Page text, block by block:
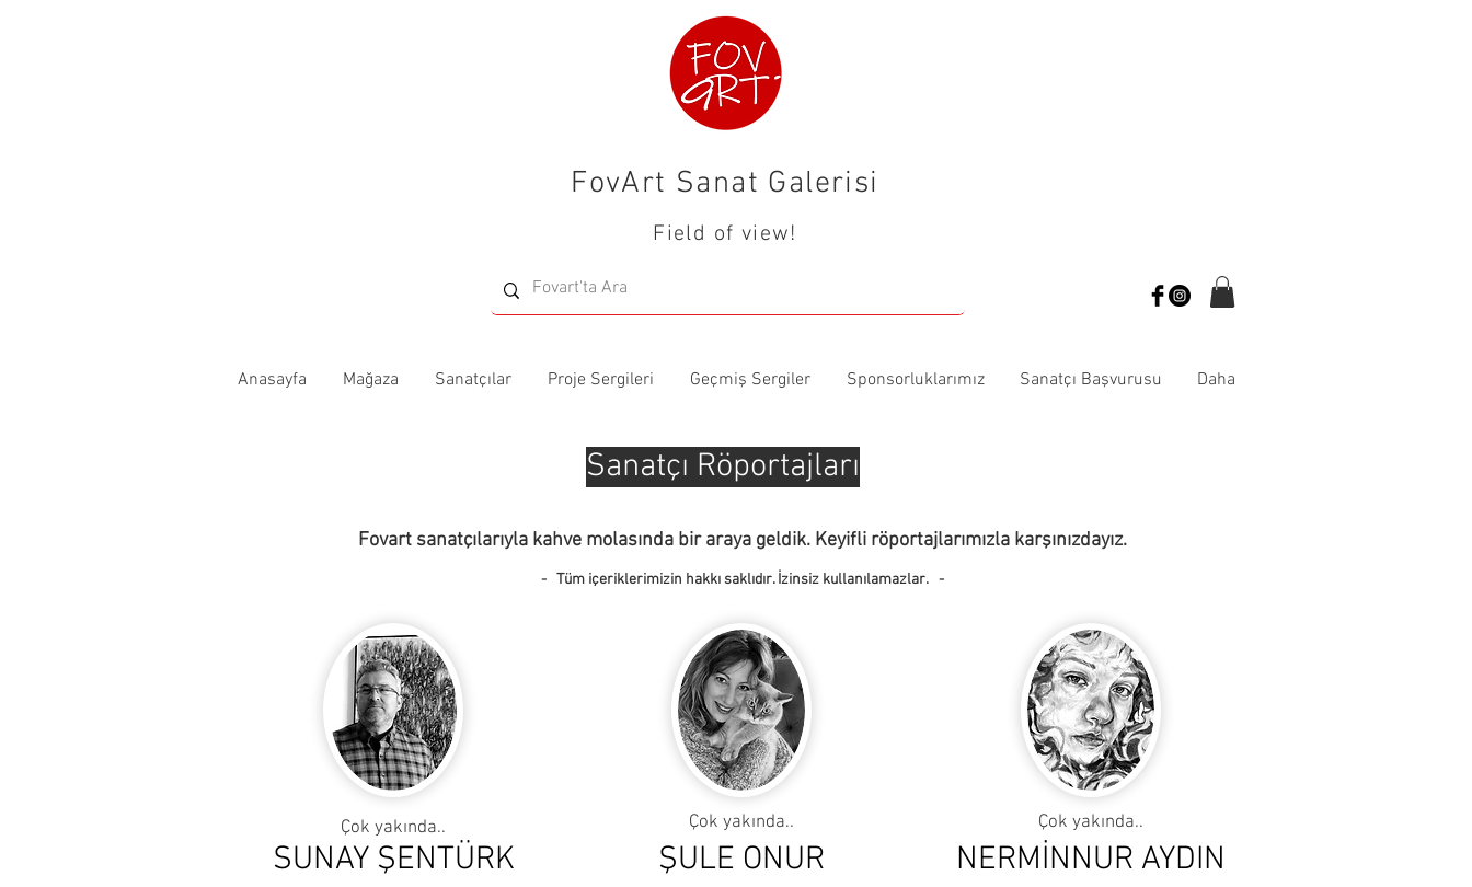
FovArt Sanat Galerisi
Field of view!
Anasayfa Mağaza Sanatçılar Proje Sergileri Geçmiş Sergiler Sponsorluklarımız Sanatçı Başvurusu Daha
Sanatçı Röportajları
Fovart sanatçılarıyla kahve molasında bir araya geldik. Keyifli röportajlarımızla karşınızdayız.
- Tüm içeriklerimizin hakkı saklıdır. İzinsiz kullanılamazlar. -
Çok yakında..
SUNAY ŞENTÜRK
Çok yakında..
ŞULE ONUR
Çok yakında..
NERMİNNUR AYDIN